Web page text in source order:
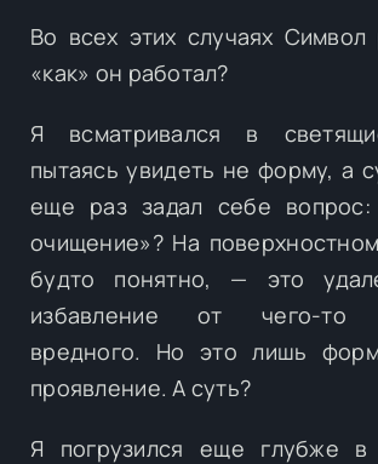
Во всех этих случаях Символ
«как» он работал?
Я всматривался в
пытаясь увидеть не форму, а
еще раз задал себе вопрос:
очищение»? На
будто понятно, — это
избавление от чего-то
вредного. Но это лишь
проявление. А суть?
Я погрузился еще глубже в